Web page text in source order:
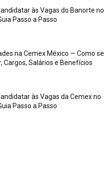
às Vagas do Banorte no
Passo a Passo
na Cemex México — Como se
Cargos, Salários e Benefícios
às Vagas da Cemex no
Passo a Passo